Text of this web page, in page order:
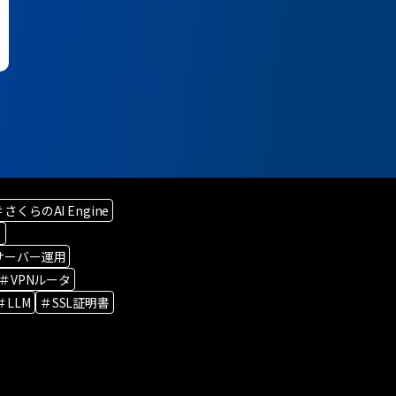
さくらのAI Engine
ーバー運用
VPNルータ
LLM
＃SSL証明書